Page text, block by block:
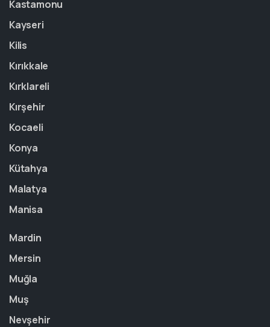
Kastamonu
Kayseri
Kilis
Kırıkkale
Kırklareli
Kırşehir
Kocaeli
Konya
Kütahya
Malatya
Manisa
Mardin
Mersin
Muğla
Muş
Nevşehir